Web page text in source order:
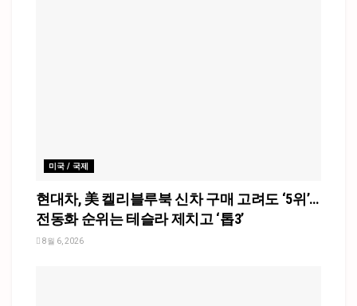
미국 / 국제
현대차, 美 켈리블루북 신차 구매 고려도 ‘5위’…
전동화 순위는 테슬라 제치고 ‘톱3’
8월 6, 2026